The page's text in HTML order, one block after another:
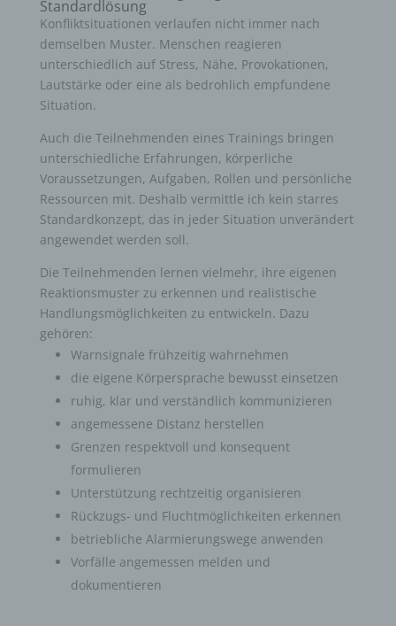
Standardlösung
Konfliktsituationen verlaufen nicht immer nach
demselben Muster. Menschen reagieren
unterschiedlich auf Stress, Nähe, Provokationen,
Lautstärke oder eine als bedrohlich empfundene
Situation.
Auch die Teilnehmenden eines Trainings bringen
unterschiedliche Erfahrungen, körperliche
Voraussetzungen, Aufgaben, Rollen und persönliche
Ressourcen mit. Deshalb vermittle ich kein starres
Standardkonzept, das in jeder Situation unverändert
angewendet werden soll.
Die Teilnehmenden lernen vielmehr, ihre eigenen
Reaktionsmuster zu erkennen und realistische
Handlungsmöglichkeiten zu entwickeln. Dazu
gehören:
Warnsignale frühzeitig wahrnehmen
die eigene Körpersprache bewusst einsetzen
ruhig, klar und verständlich kommunizieren
angemessene Distanz herstellen
Grenzen respektvoll und konsequent
formulieren
Unterstützung rechtzeitig organisieren
Rückzugs- und Fluchtmöglichkeiten erkennen
betriebliche Alarmierungswege anwenden
Vorfälle angemessen melden und
dokumentieren